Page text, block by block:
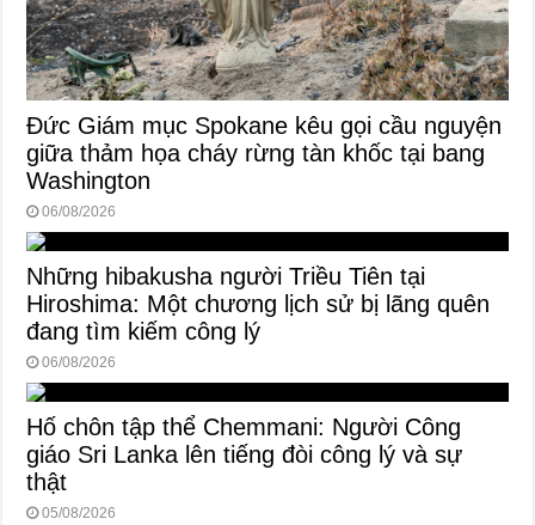
Đức Giám mục Spokane kêu gọi cầu nguyện
giữa thảm họa cháy rừng tàn khốc tại bang
Washington
06/08/2026
Những hibakusha người Triều Tiên tại
Hiroshima: Một chương lịch sử bị lãng quên
đang tìm kiếm công lý
06/08/2026
Hố chôn tập thể Chemmani: Người Công
giáo Sri Lanka lên tiếng đòi công lý và sự
thật
05/08/2026